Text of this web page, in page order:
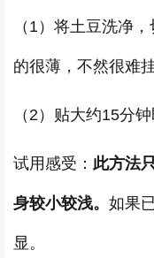
（1）将土豆洗净
的很薄，不然很难
（2）贴大约15分
试用感受： 此方法
身较小较浅。 如果
显。